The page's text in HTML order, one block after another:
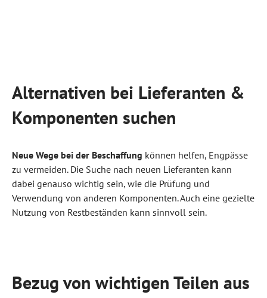
Alternativen bei Lieferanten &
Komponenten suchen
Neue Wege bei der Beschaffung können helfen, Engpässe
zu vermeiden. Die Suche nach neuen Lieferanten kann
dabei genauso wichtig sein, wie die Prüfung und
Verwendung von anderen Komponenten. Auch eine gezielte
Nutzung von Restbeständen kann sinnvoll sein.
Bezug von wichtigen Teilen aus